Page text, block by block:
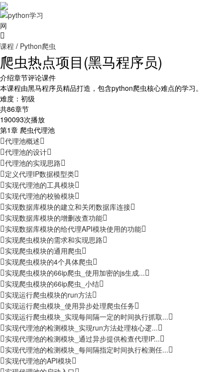
课程 / Python爬虫
爬虫热点项目(黑马程序员)
介绍章节评论课件
本课程由黑马程序员精品打造，包含python爬虫核心难点的学习。
难度：初级
共86章节
190093次播放
第1章 爬虫代理池
代理池概述
代理池的设计
代理池的实现思路
定义代理IP数据模型类
实现代理池的工具模块
实现代理池的校验模块
实现数据库模块的建立和关闭数据库连接
实现数据库模块的增删改查功能
实现数据库模块的给代理API模块使用的功能
实现爬虫模块的需求和实现思路
实现爬虫模块的通用爬虫
实现爬虫模块的4个具体爬虫
实现爬虫模块的66ip爬虫_使用加密的js生成...
实现爬虫模块的66ip爬虫_小结
实现运行爬虫模块的run方法
实现运行爬虫模块_使用异步处理爬虫任务
实现运行爬虫模块_实现每间隔一定的时间执行抓取...
实现代理池的检测模块_实现run方法处理核心逻...
实现代理池的检测模块_通过异步提供检查代理IP...
实现代理池的检测模块_每间隔指定时间执行检测任...
实现代理池的API模块